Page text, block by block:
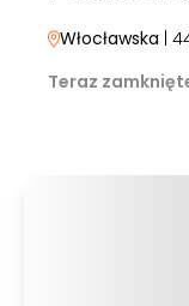
Włocławska |
Teraz